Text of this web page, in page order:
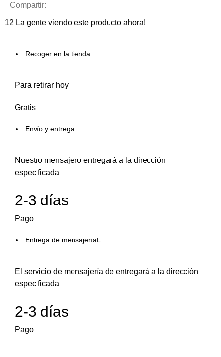
Compartir:
12 La gente viendo este producto ahora!
Recoger en la tienda
Para retirar hoy
Gratis
Envío y entrega
Nuestro mensajero entregará a la dirección
especificada
2-3 días
Pago
Entrega de mensajeríaL
El servicio de mensajería de entregará a la dirección
especificada
2-3 días
Pago